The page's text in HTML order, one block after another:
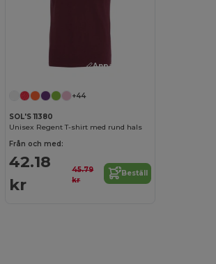
Anpassa det!
+44
SOL'S 11380
Unisex Regent T-shirt med rund hals
Från och med:
42.18
kr
45.79
kr
Beställ